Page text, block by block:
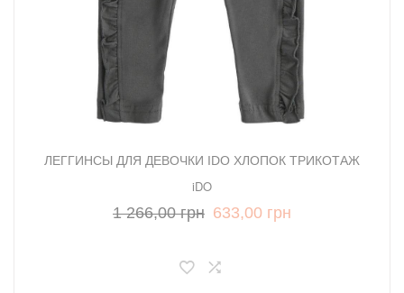
ЛЕГГИНСЫ ДЛЯ ДЕВОЧКИ IDO ХЛОПОК ТРИКОТАЖ
iDO
1 266,00 грн 633,00 грн